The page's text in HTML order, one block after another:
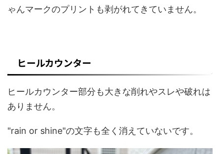
ゃんマークのプリントも剥がれてきていません。
ヒールカウンター
ヒールカウンター部分も大きな削れやスレや破れは
ありません。
"rain or shine"の文字も全く消えていないです。